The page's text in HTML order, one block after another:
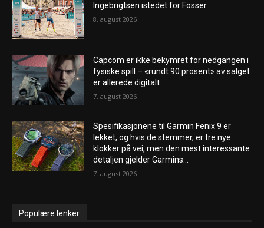
Ingebrigtsen istedet for Fosser
8. august 2026
Capcom er ikke bekymret for nedgangen i
fysiske spill – «rundt 90 prosent» av salget
er allerede digitalt
7. august 2026
Spesifikasjonene til Garmin Fenix ​​9 er
lekket, og hvis de stemmer, er tre nye
klokker på vei, men den mest interessante
detaljen gjelder Garmins...
7. august 2026
Populære lenker